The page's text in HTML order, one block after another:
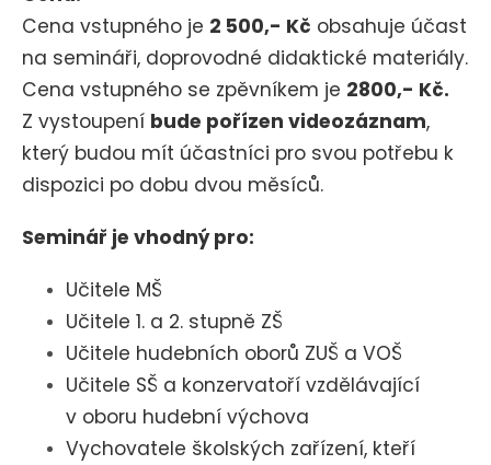
Cena vstupného je 2 500,- Kč obsahuje účast
na semináři, doprovodné didaktické materiály.
Cena vstupného se zpěvníkem je 2800,- Kč.
Z vystoupení bude pořízen videozáznam,
který budou mít účastníci pro svou potřebu k
dispozici po dobu dvou měsíců.
Seminář je vhodný pro:
Učitele MŠ
Učitele 1. a 2. stupně ZŠ
Učitele hudebních oborů ZUŠ a VOŠ
Učitele SŠ a konzervatoří vzdělávající
v oboru hudební výchova
Vychovatele školských zařízení, kteří